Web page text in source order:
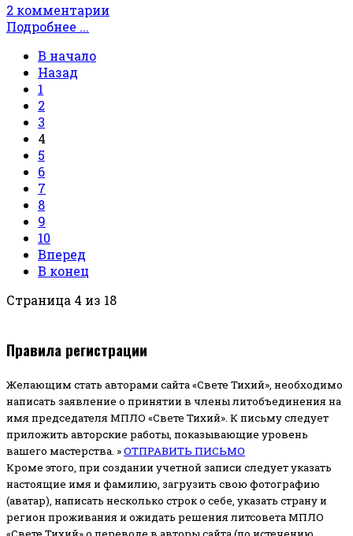
2 комментарии
Подробнее ...
В начало
Назад
1
2
3
4
5
6
7
8
9
10
Вперед
В конец
Страница 4 из 18
Правила регистрации
Желающим стать авторами сайта «Свете Тихий», необходимо
написать заявление о принятии в члены литобъединения на
имя председателя МПЛО «Свете Тихий». К письму следует
приложить авторские работы, показывающие уровень
вашего мастерства. »ОТПРАВИТЬ ПИСЬМО
Кроме этого, при создании учетной записи следует указать
настоящие имя и фамилию, загрузить свою фотографию
(аватар), написать несколько строк о себе, указать страну и
регион проживания и ожидать решения литсовета МПЛО